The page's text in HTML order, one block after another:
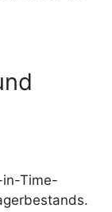
in-Time-